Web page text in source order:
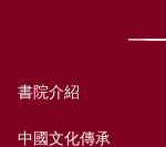
書院介紹
中國文化傳承